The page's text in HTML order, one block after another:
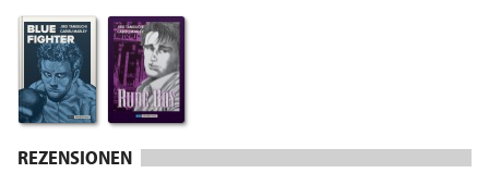
REZENSIONEN